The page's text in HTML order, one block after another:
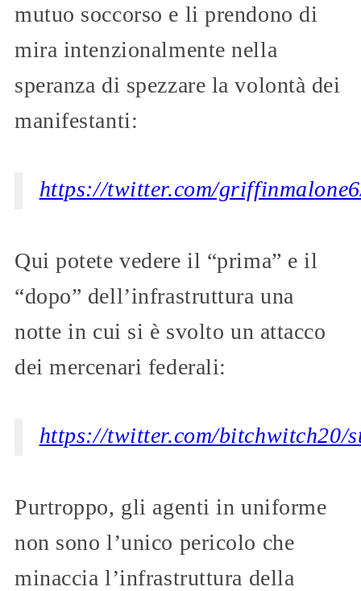
mutuo soccorso e li prendono di
mira intenzionalmente nella
speranza di spezzare la volontà dei
manifestanti:
https://twitter.com/
Qui potete vedere il “prima” e il
“dopo” dell’infrastruttura una
notte in cui si è svolto un attacco
dei mercenari federali:
https://twitter.com/bitchwitch20/
Purtroppo, gli agenti in uniforme
non sono l’unico pericolo che
minaccia l’infrastruttura della